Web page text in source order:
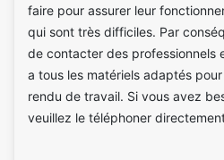
faire pour assurer leur
qui sont très difficiles. Par
de contacter des professionnels
a tous les matériels adaptés
rendu de travail. Si vous avez
veuillez le téléphoner